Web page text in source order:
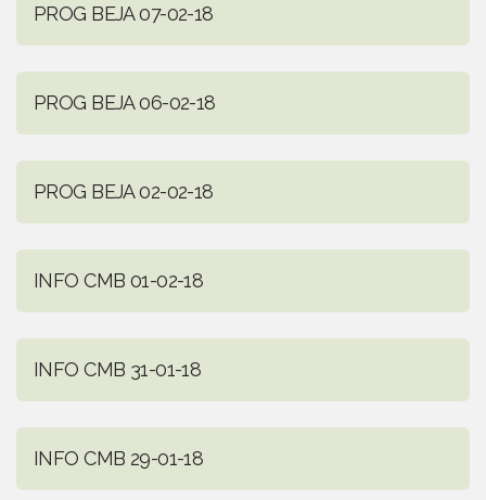
PROG BEJA 07-02-18
PROG BEJA 06-02-18
PROG BEJA 02-02-18
INFO CMB 01-02-18
INFO CMB 31-01-18
INFO CMB 29-01-18